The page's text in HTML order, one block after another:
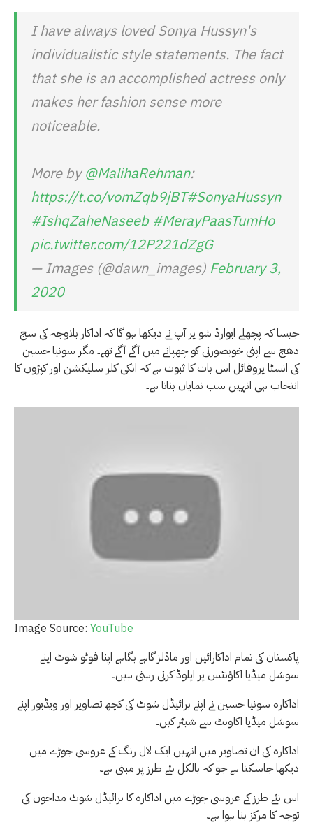
I have always loved Sonya Hussyn's
individualistic style statements. The fact
that she is an accomplished actress only
makes her fashion sense more
noticeable.
More by@MalihaRehman:
https://t.co/vomZqb9jBT#SonyaHussyn
#IshqZaheNaseeb #MerayPaasTumHo
pic.twitter.com/12P221dZgG
— Images (@dawn_images) February 3,
2020
جیسا کہ پچھلے ایوارڈ شو پر آپ نے دیکھا ہو گا کہ اداکار بلاوجہ کی سج
دھج سے اپنی خوبصورتی کو چھپانے میں آگے آگے تھے۔ مگر سونیا حسین
کی انسٹا پروفائل اس بات کا ثبوت ہے کہ انکی کلر سلیکشن اور کپڑوں کا
انتخاب ہی انہیں سب نمایاں بناتا ہے۔
Image Source: YouTube
پاکستان کی تمام اداکارائیں اور ماڈلز گاہے بگاہے اپنا فوٹو شوٹ اپنے
سوشل میڈیا اکاؤنٹس پر اپلوڈ کرتی رہتی ہیں۔
اداکارہ سونیا حسین نے اپنے برائیڈل شوٹ کی کچھ تصاویر اور ویڈیوز اپنے
سوشل میڈیا اکاونٹ سے شیئر کیں۔
اداکارہ کی ان تصاویر میں انہیں ایک لال رنگ کے عروسی جوڑے میں
دیکھا جاسکتا ہے جو کہ بالکل نئے طرز پر مبنی ہے۔
اس نئے طرز کے عروسی جوڑے میں اداکارہ کا برائیڈل شوٹ مداحوں کی
توجہ کا مرکز بنا ہوا ہے۔